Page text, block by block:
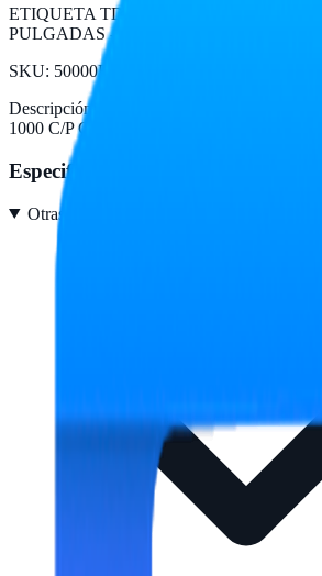
ETIQUETA TD 4 X 6 PULGADAS R-1000
PULGADAS - Caja con 4 rollos
SKU: 50000B0004A
Descripción del fabricante:
ETIQUETA
1000 C/P C-3 PULGADAS - Caja con 4
Especificaciones
Otras características